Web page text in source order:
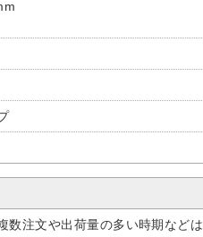
数注文や出荷量の多い時期など